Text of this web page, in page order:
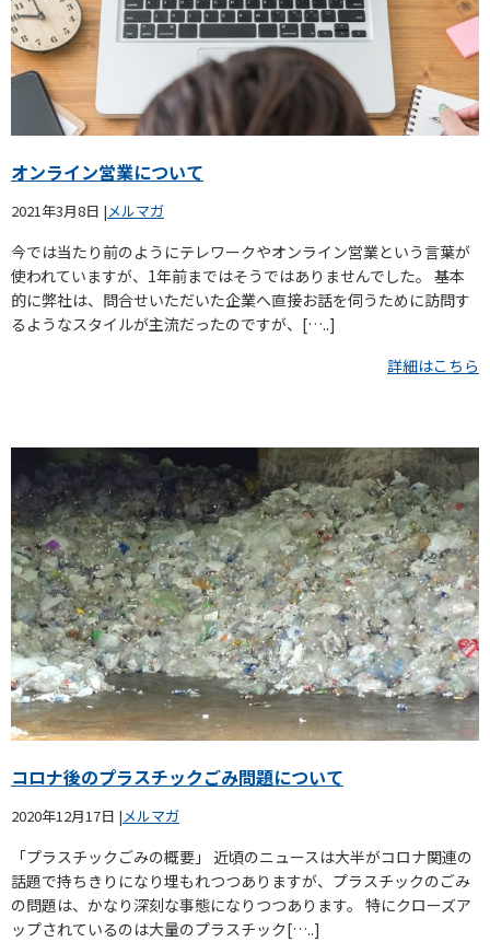
オンライン営業について
2021年3月8日 | メルマガ
今では当たり前のようにテレワークやオンライン営業という言葉が
使われていますが、1年前まではそうではありませんでした。 基本
的に弊社は、問合せいただいた企業へ直接お話を伺うために訪問す
るようなスタイルが主流だったのですが、[…..]
詳細はこちら
コロナ後のプラスチックごみ問題について
2020年12月17日 |メルマガ
「プラスチックごみの概要」 近頃のニュースは大半がコロナ関連の
話題で持ちきりになり埋もれつつありますが、プラスチックのごみ
の問題は、かなり深刻な事態になりつつあります。 特にクローズア
ップされているのは大量のプラスチック[…..]